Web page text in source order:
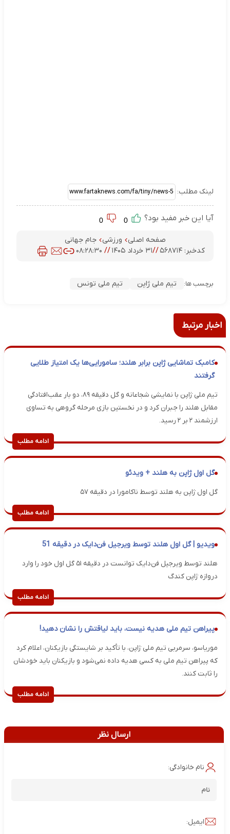
لینک مطلب:
آیا این خبر مفید بود؟
صفحه اصلی ورزشی
جام جهانی
کدخبر: ۵۶۸۷۱۴ //۳۱ خرداد ۱۴۰۵ // ۰۸:۲۸:۳۰
برچسب ها: تیم ملی ژاپن تیم ملی تونس
اخبار مرتبط
کامبک تماشایی ژاپن برابر هلند؛ سامورایی‌ها یک امتیاز طلایی
گرفتند
تیم ملی ژاپن با نمایشی شجاعانه و گل دقیقه ۸۹، دو بار عقب‌افتادگی
مقابل هلند را جبران کرد و در نخستین بازی مرحله گروهی به تساوی
ارزشمند ۲ بر ۲ رسید.
ادامه مطلب
گل اول ژاپن به هلند + ویدئو
گل اول ژاپن به هلند توسط ناکامورا در دقیقه ۵۷
ادامه مطلب
ویدیو | گل اول هلند توسط ویرجیل فن‌دایک در دقیقه 51
هلند توسط ویرجیل فن‌دایک توانست در دقیقه ۵۱ گل اول خود را وارد
دروازه ژاپن کندگ
ادامه مطلب
پیراهن تیم ملی هدیه نیست، باید لیاقتش را نشان دهید!
موریاسو، سرمربی تیم ملی ژاپن، با تأکید بر شایستگی بازیکنان، اعلام کرد
که پیراهن تیم ملی به کسی هدیه داده نمی‌شود و بازیکنان باید خودشان
را ثابت کنند.
ادامه مطلب
ارسال نظر
نام خانوادگی:
ایمیل: